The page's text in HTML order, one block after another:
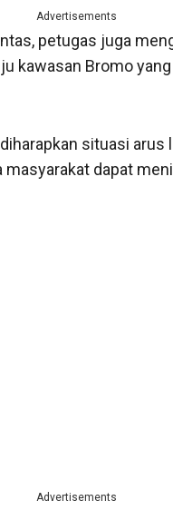
Advertisements
petugas juga
kawasan Bromo
situasi
dapat
Advertisements